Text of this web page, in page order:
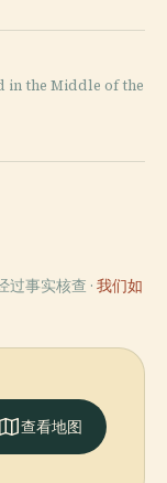
in the Middle of the
事实核查 · 我们如
查看地图